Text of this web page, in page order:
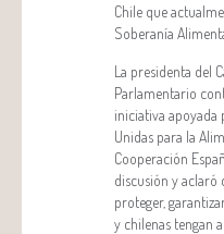
Chile que
Soberanía
La presidenta del
Parlamentario
iniciativa apoyada
Unidas para la
Cooperación
discusión y aclaró
proteger,
y chilenas tengan